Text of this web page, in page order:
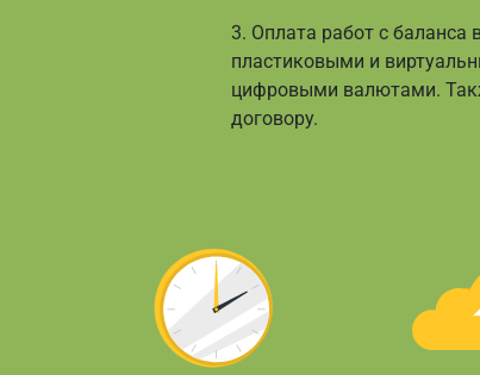
3. Оплата работ с баланса
пластиковыми и
цифровыми валютами.
договору.